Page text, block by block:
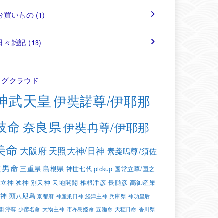
買いもの (1)
々雑記 (13)
クラウド
武天皇 伊奘諾尊/伊耶那
命奈良県伊奘冉尊/伊耶那
命 大阪府天照大神/日神 素戔嗚尊/須佐
命 三重県 島根県 神世七代 pickup 国常立尊/国之
神 独神 別天神 天地開闢 椎根津彦 長髄彦 高御産巣
頭八咫烏 京都府 神産巣日神 経津主神 兵庫県 神功皇后
渟尊 少彦名命 大物主神 市杵島姫命 五瀬命 天穂日命 香川県